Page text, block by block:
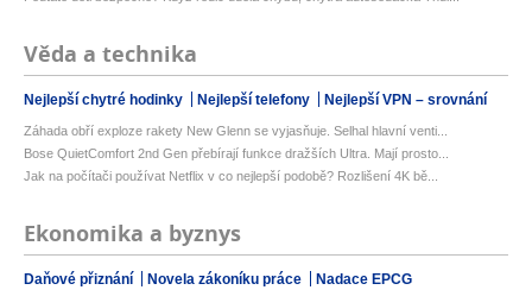
Věda a technika
Nejlepší chytré hodinky Nejlepší telefony Nejlepší VPN – srovnání
Záhada obří exploze rakety New Glenn se vyjasňuje. Selhal hlavní venti...
Bose QuietComfort 2nd Gen přebírají funkce dražších Ultra. Mají prosto...
Jak na počítači používat Netflix v co nejlepší podobě? Rozlišení 4K bě...
Ekonomika a byznys
Daňové přiznání Novela zákoníku práce Nadace EPCG